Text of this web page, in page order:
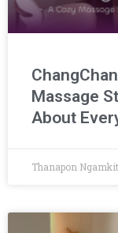
Massage
About
Thanapon